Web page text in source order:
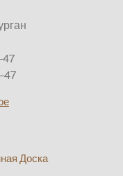
47
Доска